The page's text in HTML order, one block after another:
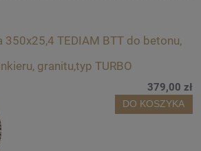
350x25,4 TEDIAM BTT do betonu,
granitu,typ TURBO
379,00 zł
DO KOSZYKA